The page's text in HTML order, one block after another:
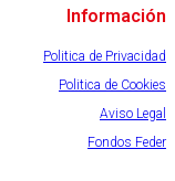
Información
Politica de Privacidad
Politica de Cookies
Aviso Legal
Fondos Feder